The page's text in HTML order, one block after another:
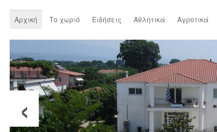
Αρχική Το χωριό Ειδήσεις Αθλητικά Αγροτικά
‹